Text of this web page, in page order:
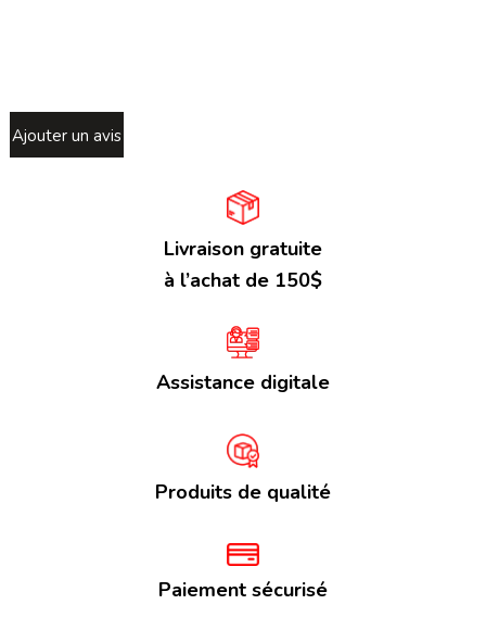
Ajouter un avis
Livraison gratuite
à l’achat de 150$
Assistance digitale
Produits de qualité
Paiement sécurisé